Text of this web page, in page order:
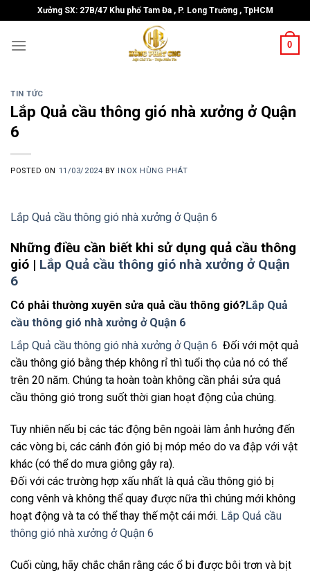
to
content
Xưởng SX: 27B/47 Khu phố Tam Đa , P. Long Trường , TpHCM
0
TIN TỨC
Lắp Quả cầu thông gió nhà xưởng ở Quận
6
POSTED ON 11/03/2024 BY INOX HÙNG PHÁT
Lắp Quả cầu thông gió nhà xưởng ở Quận 6
Những điều cần biết khi sử dụng quả cầu thông
gió | Lắp Quả cầu thông gió nhà xưởng ở Quận
6
Có phải thường xuyên sửa quả cầu thông gió?Lắp Quả
cầu thông gió nhà xưởng ở Quận 6
Lắp Quả cầu thông gió nhà xưởng ở Quận 6 Đối với một quả
cầu thông gió bằng thép không rỉ thì tuổi thọ của nó có thể
trên 20 năm. Chúng ta hoàn toàn không cần phải sửa quả
cầu thông gió trong suốt thời gian hoạt động của chúng.
Tuy nhiên nếu bị các tác động bên ngoài làm ảnh hưởng đến
các vòng bi, các cánh đón gió bị móp méo do va đập với vật
khác (có thể do mưa giông gây ra).
Đối với các trường hợp xấu nhất là quả cầu thông gió bị
cong vênh và không thể quay được nữa thì chúng mới không
hoạt động và ta có thể thay thế một cái mới. Lắp Quả cầu
thông gió nhà xưởng ở Quận 6
Cuối cùng, hãy chắc chắn rằng các ổ bi được bôi trơn và bịt